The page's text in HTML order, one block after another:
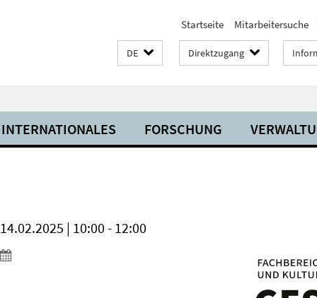
Startseite Mitarbeitersuche
DE Direktzugang
INTERNATIONALES FORSCHUNG
14.02.2025 | 10:00 - 12:00